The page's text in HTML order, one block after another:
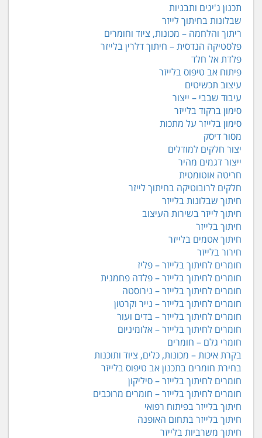
תכנון ג'יגים ותבניות
שבלונות בחיתוך לייזר
ריתוך והלחמה – מכונות, ציוד וחומרים
פלסטיקה הנדסית – חיתוך דלרין בלייזר
פלדת אל חלד
פיתוח אב טיפוס בלייזר
עיצוב תכשיטים
עיבוד שבבי – ייצור
סימון ברקוד בלייזר
סימון בלייזר על מתכות
מסור דיסק
יצור חלקים למודלים
ייצור דגמים מהיר
חריטה אוטומטית
חלקים לרובוטיקה בחיתוך לייזר
חיתוך שבלונות בלייזר
חיתוך לייזר בשירות העיצוב
חיתוך בלייזר
חיתוך אטמים בלייזר
חירור בלייזר
חומרים לחיתוך בלייזר – פליז
חומרים לחיתוך בלייזר – פלדה פחמנית
חומרים לחיתוך בלייזר – נירוסטה
חומרים לחיתוך בלייזר – נייר וקרטון
חומרים לחיתוך בלייזר – בדים ועור
חומרים לחיתוך בלייזר – אלומיניום
חומרי גלם – חומרים
בקרת איכות – מכונות, כלים, ציוד ותוכנות
בחירת חומרים בתכנון אב טיפוס בלייזר
חומרים לחיתוך בלייזר – סיליקון
חומרים לחיתוך בלייזר – חומרים מרוכבים
חיתוך בלייזר בפיתוח רפואי
חיתוך בלייזר בתחום האופנה
חיתוך משרביות בלייזר